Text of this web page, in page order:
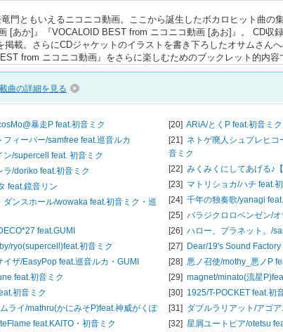
門ともいえるニコニコ動画。ここから誕生したボカロヒット曲の
[あか]』『VOCALOID BEST from ニコニコ動画 [あお]』。 CD収
掲載。さらにCDジャケットのイラストを書き下ろしたオサムさん
from ニコニコ動画』をさらに楽しむためのブックレット的内容
曲の詳細を見る
暴走P feat.初音ミク
ィーバー/samfree feat.巡音ルカ
ン/supercell feat. 初音ミク
ラ/doriko feat.初音ミク
feat.鏡音リン
ダンスホール/wowaka feat.初音ミク・巡
feat.GUMI
ryo(supercell)feat.初音ミク
イザ/EasyPop feat.巡音ルカ・GUMI
feat.初音ミク
初音ミク
ライ/mathru(かにみそP)feat.神威がくぽ
feat.KAITO・初音ミク
[20] ARiA/とくP feat.初音ミク
[21] ネトゲ廃人シュプレヒコ
音ミク
[22] みくみくにしてあげる♪
[23] マトリショカ/ハチ feat.
[24] 千年の独奏歌/yanagi
[25] パラジクロロベンゼン/オ
[26] ハロー、プラネット。/
[27] Dear/19's Sound Factory
[28] 悪ノ召使/mothy_悪ノP
[29] magnet/minato(流星
[30] 1925/T-POCKET feat.初
[31] ダブルラリアット/アゴア
[32] 星屑ユートピア/otetsu